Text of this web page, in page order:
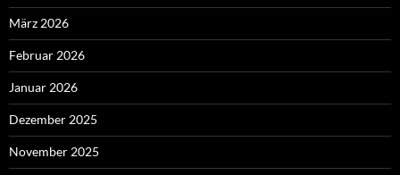
März 2026
Februar 2026
Januar 2026
Dezember 2025
November 2025